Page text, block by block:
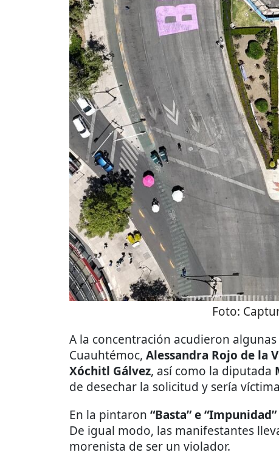
Foto:
A la concentración acudieron
Cuauhtémoc, Alessandra Rojo de la
Xóchitl Gálvez, así como la diputada
de desechar la solicitud y sería
En la pintaron “Basta” e “Impunidad”
De igual modo, las manifestantes
morenista de ser un violador.